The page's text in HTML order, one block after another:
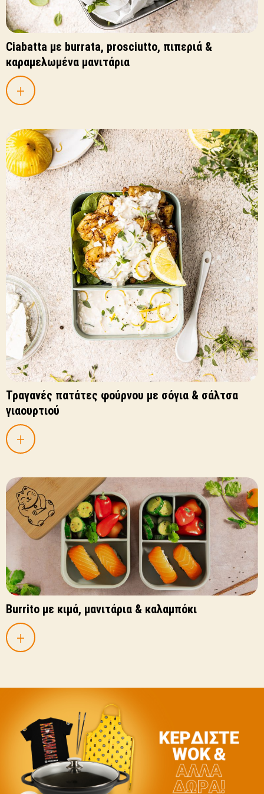
Ciabatta με burrata, prosciutto, πιπεριά &
καραμελωμένα μανιτάρια
+
Τραγανές πατάτες φούρνου με σόγια & σάλτσα
γιαουρτιού
+
Burrito με κιμά, μανιτάρια & καλαμπόκι
+